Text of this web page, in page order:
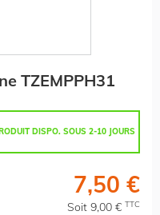
TZEMPPH31
DISPO. SOUS 2-10 JOURS
7,50 €
Soit 9,00 € TTC